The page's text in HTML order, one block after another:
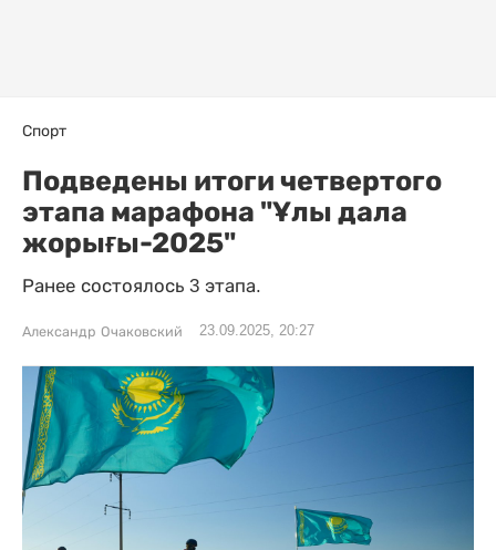
Спорт
Подведены итоги четвертого
этапа марафона "Ұлы дала
жорығы-2025"
Ранее состоялось 3 этапа.
Александр Очаковский 23.09.2025, 20:27